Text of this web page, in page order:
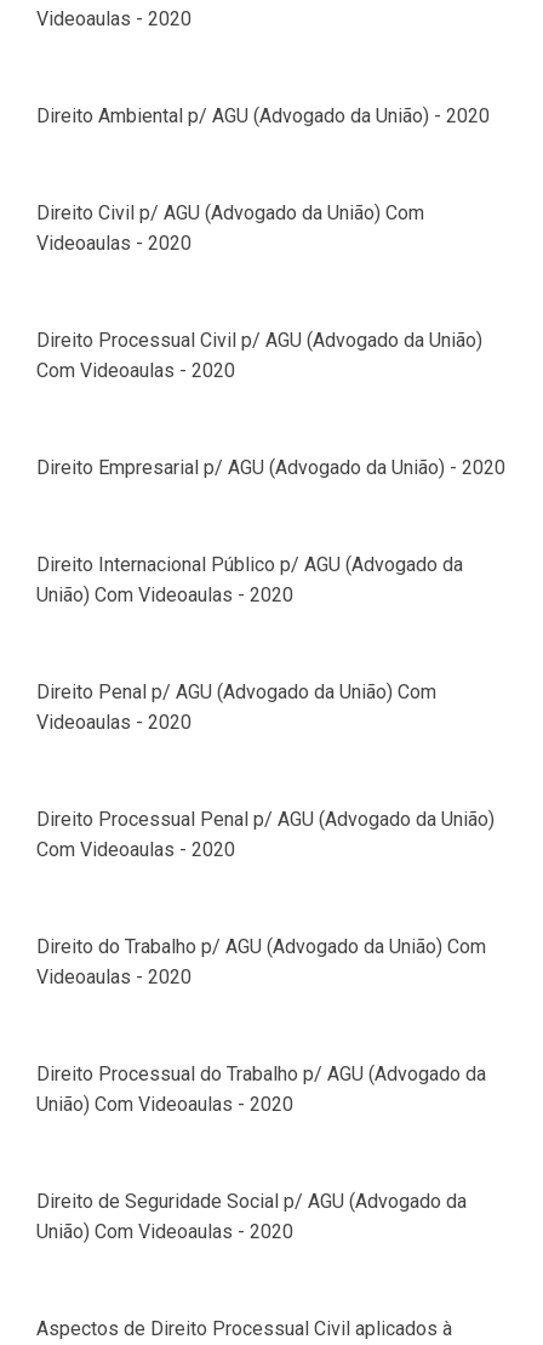
Videoaulas - 2020
Direito Ambiental p/ AGU (Advogado da União) - 2020
Direito Civil p/ AGU (Advogado da União) Com
Videoaulas - 2020
Direito Processual Civil p/ AGU (Advogado da União)
Com Videoaulas - 2020
Direito Empresarial p/ AGU (Advogado da União) - 2020
Direito Internacional Público p/ AGU (Advogado da
União) Com Videoaulas - 2020
Direito Penal p/ AGU (Advogado da União) Com
Videoaulas - 2020
Direito Processual Penal p/ AGU (Advogado da União)
Com Videoaulas - 2020
Direito do Trabalho p/ AGU (Advogado da União) Com
Videoaulas - 2020
Direito Processual do Trabalho p/ AGU (Advogado da
União) Com Videoaulas - 2020
Direito de Seguridade Social p/ AGU (Advogado da
União) Com Videoaulas - 2020
Aspectos de Direito Processual Civil aplicados à